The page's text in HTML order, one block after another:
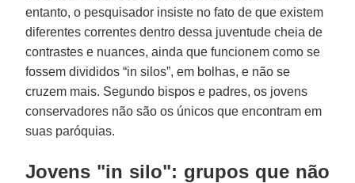
entanto, o pesquisador insiste no fato de que existem
diferentes correntes dentro dessa juventude cheia de
contrastes e nuances, ainda que funcionem como se
fossem divididos “in silos”, em bolhas, e não se
cruzem mais. Segundo bispos e padres, os jovens
conservadores não são os únicos que encontram em
suas paróquias.
Jovens "in silo": grupos que não